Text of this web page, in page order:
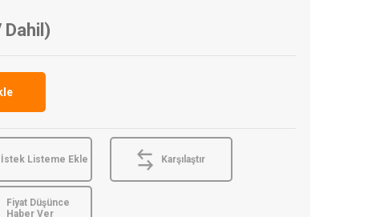
Dahil)
İstek Listeme Ekle Karşılaştır
Fiyat Düşünce
Haber Ver